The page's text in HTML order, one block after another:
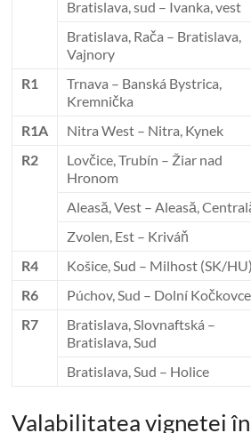
Bratislava, sud – Ivanka, vest
Bratislava, Rača – Bratislava,
Vajnory
R1
Trnava – Banská Bystrica,
Kremnička
R1A Nitra West – Nitra, Kynek
R2
Lovčice, Trubín – Žiar nad
Hronom
Aleasă, Vest – Aleasă,
Zvolen, Est – Kriváň
R4
Košice, Sud – Milhost (SK/HU)
R6
Púchov, Sud – Dolní Kočkovce
R7
Bratislava, Slovnaftská –
Bratislava, Sud
Bratislava, Sud – Holice
Valabilitatea vignetei